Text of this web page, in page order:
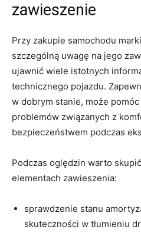
zawieszenie
Przy ⁤zakupie samochodu
szczególną uwagę ‍na⁤ jego
ujawnić wiele istotnych
technicznego pojazdu.
w dobrym stanie, może
problemów związanych z
bezpieczeństwem podczas
Podczas oględzin warto
elementach zawieszenia:
sprawdzenie stanu
skuteczności w tłumieniu